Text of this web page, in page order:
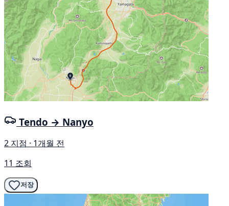
Tendo → Nanyo
2 지점 · 1개월 전
11 조회
저장